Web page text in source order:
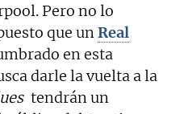
Pero no lo
que unReal
en esta
darle la vuelta a la
tendrán un